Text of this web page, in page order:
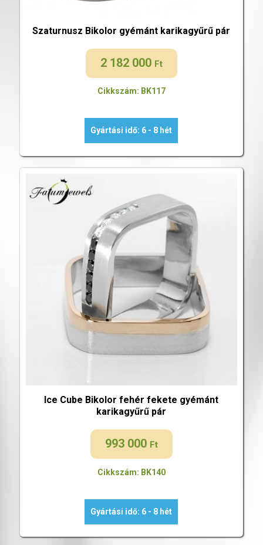
Szaturnusz Bikolor gyémánt karikagyűrű pár
2 182 000 Ft
Cikkszám: BK117
Gyártási idő: 6 - 8 hét
Ice Cube Bikolor fehér fekete gyémánt
karikagyűrű pár
993 000 Ft
Cikkszám: BK140
Gyártási idő: 6 - 8 hét